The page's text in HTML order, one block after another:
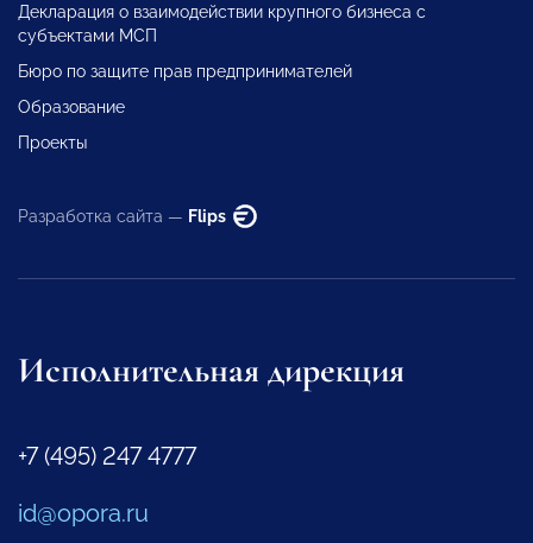
Декларация о взаимодействии крупного бизнеса с
субъектами МСП
Бюро по защите прав предпринимателей
Образование
Проекты
Разработка сайта — Flips
Исполнительная дирекция
+7 (495) 247 4777
id@opora.ru